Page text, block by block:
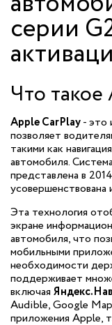
серии
Что
Apple CarPlay- это
позволяет
такими как
автомобиля.
представлена в
усовершенствована
Эта технология
экране
автомобиля, что
мобильными
необходимости
поддерживает
включая
Audible, Google
приложения Apple,